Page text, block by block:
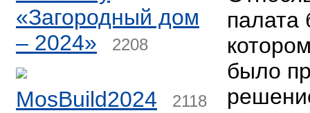
«Загородный дом
– 2024»
2208
MosBuild2024 2118
палата
было